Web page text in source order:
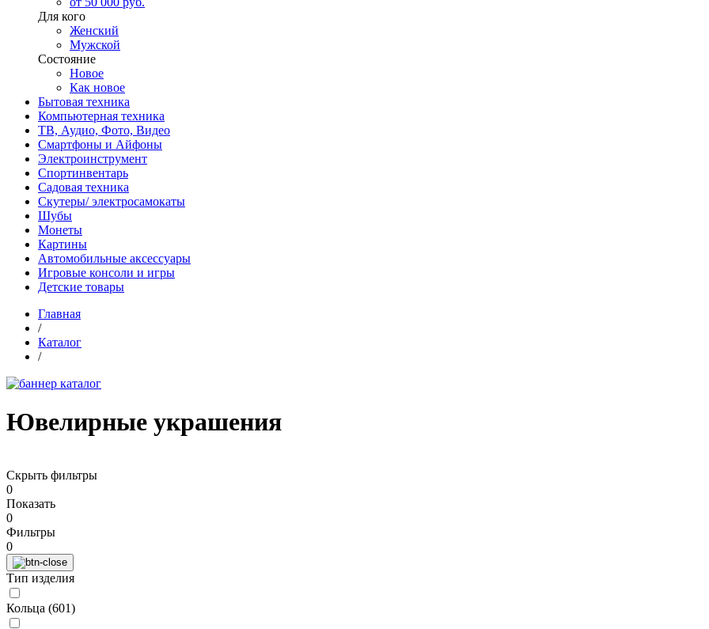
Для кого
Женский
Мужской
Состояние
Новое
Как новое
Бытовая техника
Компьютерная техника
ТВ, Аудио, Фото, Видео
Смартфоны и Айфоны
Электроинструмент
Спортинвентарь
Садовая техника
Скутеры/ электросамокаты
Шубы
Монеты
Картины
Автомобильные аксессуары
Игровые консоли и игры
Детские товары
Главная
/
Каталог
/
Ювелирные украшения
Скрыть фильтры
0
Показать
0
Фильтры
0
Тип изделия
Кольца (601)